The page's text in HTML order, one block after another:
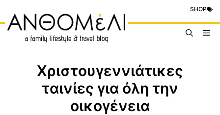
περιεχόμενο
SHOP
Χριστουγεννιάτικες
ταινίες για όλη την
οικογένεια